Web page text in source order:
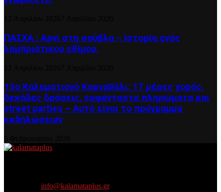
ΠΑΣΧΑ : Αρνί στη σούβλα – Ιστορία ενός
λαμπριάτικου εθίμου.
13ο Καλαματιανό Καρναβάλι: 17 μέρες χορός,
δεκάδες δράσεις, ευφάνταστα πληρώματα και
street parties – Αυτό είναι το πρόγραμμα
εκδηλώσεων
info@kalamataplus.gr